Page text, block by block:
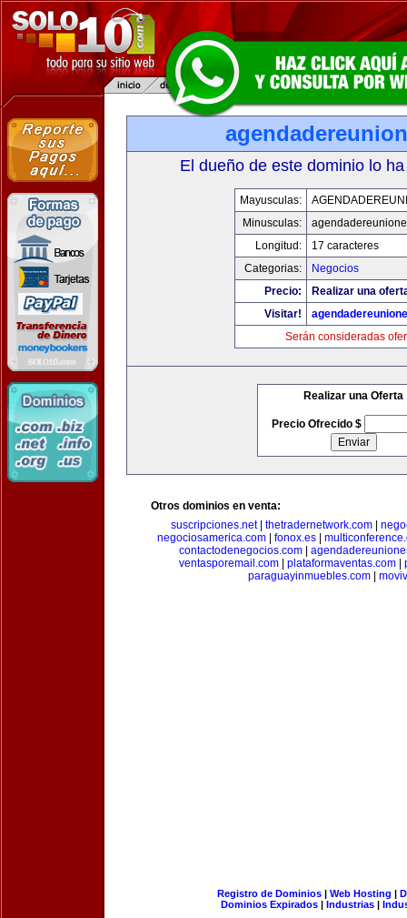
El dueño de este dominio lo
Mayusculas:
Minusculas:
Longitud:
17 caracteres
Categorias:
Negocios
Precio:
Realizar una
Visitar!
Serán consideradas
Realizar una Oferta
Precio Ofrecido $
Otros dominios en venta:
suscripciones.net| thetradernetwork.com|
negociosamerica.com| fonox.es|
contactodenegocios.com|
ventasporemail.com| plataformaventas.com|
paraguayinmuebles.com
Registro de Dominios| Web Hosting |
Dominios Expirados | Industrias |